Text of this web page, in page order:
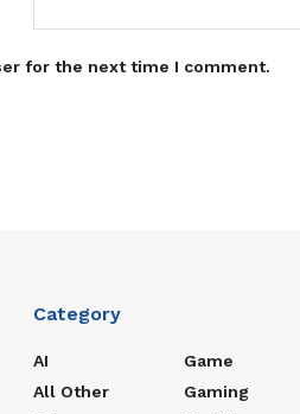
for the next time I comment.
Category
AI
All Other
Game
Gaming